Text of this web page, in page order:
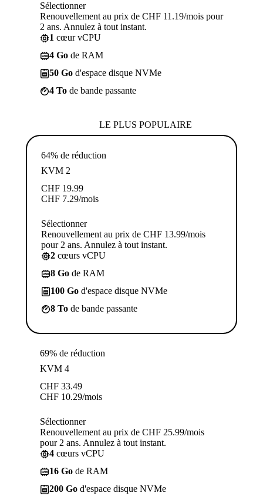
Sélectionner
Renouvellement au prix de CHF 11.19/mois pour
2 ans. Annulez à tout instant.
1 cœur vCPU
4 Go de RAM
50 Go d'espace disque NVMe
4 To de bande passante
LE PLUS POPULAIRE
64% de réduction
KVM 2
CHF 19.99
CHF 7.29/mois
Sélectionner
Renouvellement au prix de CHF 13.99/mois
pour 2 ans. Annulez à tout instant.
2 cœurs vCPU
8 Go de RAM
100 Go d'espace disque NVMe
8 To de bande passante
69% de réduction
KVM 4
CHF 33.49
CHF 10.29/mois
Sélectionner
Renouvellement au prix de CHF 25.99/mois
pour 2 ans. Annulez à tout instant.
4 cœurs vCPU
16 Go de RAM
200 Go d'espace disque NVMe